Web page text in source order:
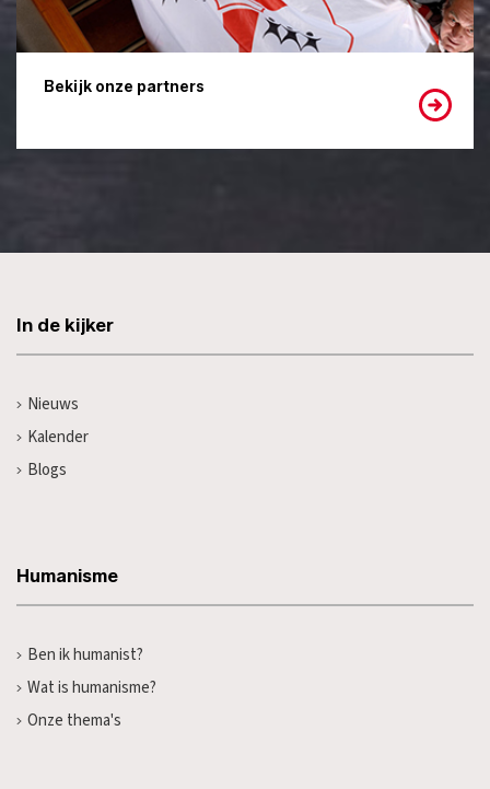
Bekijk onze partners
In de kijker
Nieuws
Kalender
Blogs
Humanisme
Ben ik humanist?
Wat is humanisme?
Onze thema's